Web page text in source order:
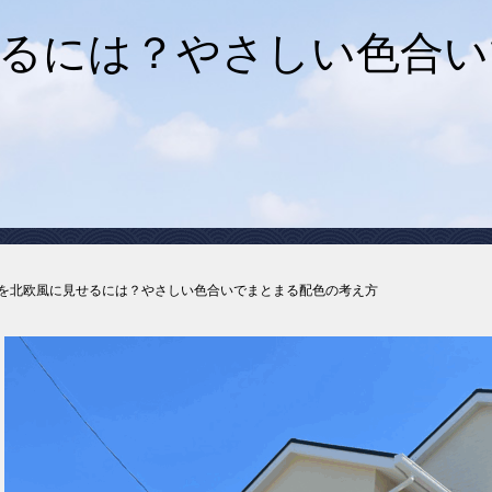
には？やさしい色合
北欧風に見せるには？やさしい色合いでまとまる配色の考え方